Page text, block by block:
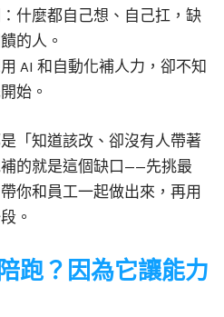
：什麼都自己想、自己扛，缺
的人。
AI 和自動化補人力，卻不知
始。
「知道該改、卻沒有人帶著
的就是這個缺口——先挑最
你和員工一起做出來，再用
。
跑？因為它讓能力